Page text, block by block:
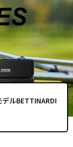
ルBETTINARDI